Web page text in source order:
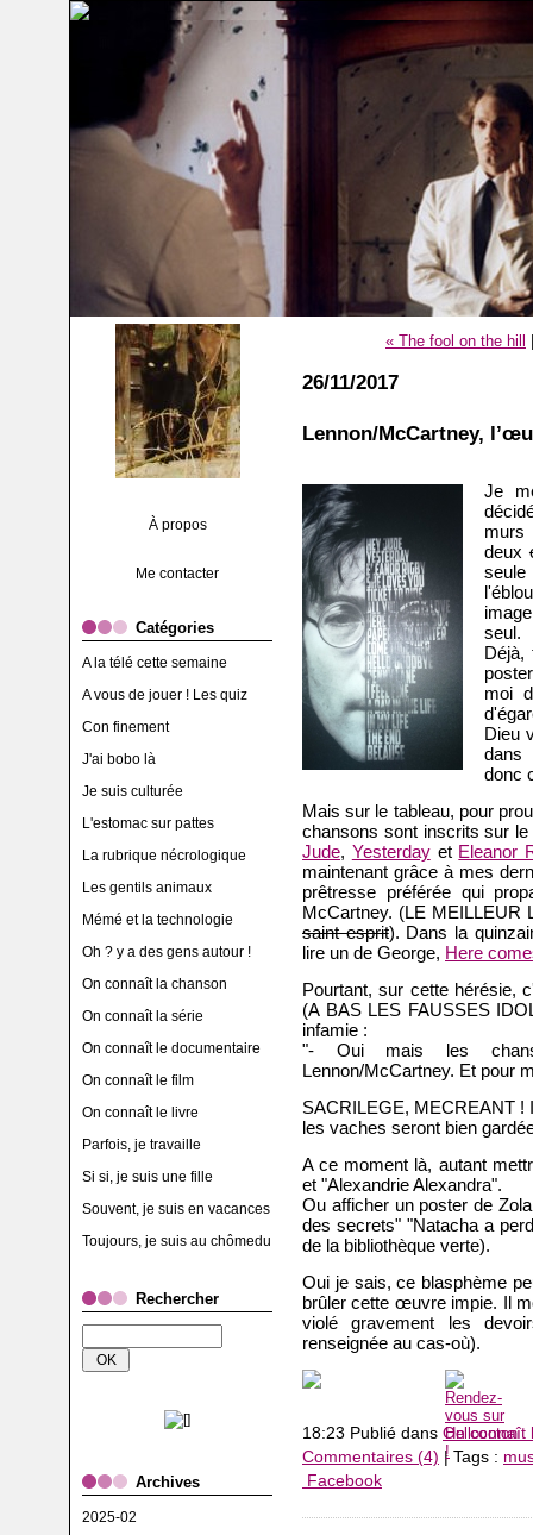
À propos
Me contacter
Catégories
A la télé cette semaine
A vous de jouer ! Les quiz
Con finement
J'ai bobo là
Je suis culturée
L'estomac sur pattes
La rubrique nécrologique
Les gentils animaux
Mémé et la technologie
Oh ? y a des gens autour !
On connaît la chanson
On connaît la série
On connaît le documentaire
On connaît le film
On connaît le livre
Parfois, je travaille
Si si, je suis une fille
Souvent, je suis en vacances
Toujours, je suis au chômedu
Rechercher
Archives
2025-02
« The fool on the hill
26/11/2017
Lennon/McCartney,
Je
deux
seul.
Déjà,
moi
Dieu
dans
donc
Mais sur le tableau, pour
chansons sont inscrits sur
Jude, Yesterdayet Eleanor
maintenant grâce à mes
prêtresse préférée qui
McCartney. (LE MEILLEUR
saint esprit). Dans la
lire un de George, Here
Pourtant, sur cette hérésie,
(A BAS LES FAUSSES
infamie :
"- Oui mais les
Lennon/McCartney. Et pour
SACRILEGE, MECREANT !
les vaches seront bien
A ce moment là, autant
et "Alexandrie Alexandra".
Ou afficher un poster de
des secrets" "Natacha a
de la bibliothèque verte).
Oui je sais, ce blasphème
brûler cette œuvre impie. Il
violé gravement les
renseignée au cas-où).
18:23 Publié dans On connaît
Commentaires (4) | Tags :
Facebook